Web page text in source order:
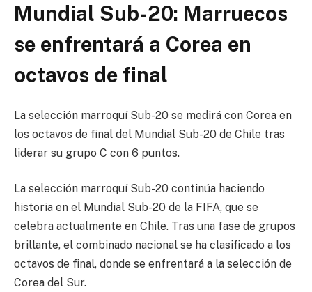
Mundial Sub-20: Marruecos
se enfrentará a Corea en
octavos de final
La selección marroquí Sub-20 se medirá con Corea en
los octavos de final del Mundial Sub-20 de Chile tras
liderar su grupo C con 6 puntos.
La selección marroquí Sub-20 continúa haciendo
historia en el Mundial Sub-20 de la FIFA, que se
celebra actualmente en Chile. Tras una fase de grupos
brillante, el combinado nacional se ha clasificado a los
octavos de final, donde se enfrentará a la selección de
Corea del Sur.